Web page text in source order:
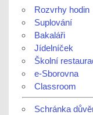
Rozvrhy hodin
Suplování
Bakaláři
Jídelníček
Školní
e-Sborovna
Classroom
Schránka